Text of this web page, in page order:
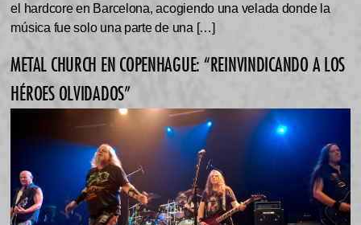
el hardcore en Barcelona, acogiendo una velada donde la
música fue solo una parte de una […]
METAL CHURCH EN COPENHAGUE: “REINVINDICANDO A LOS
HÉROES OLVIDADOS”